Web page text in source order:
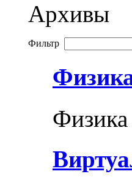
Архивы
Фильтр